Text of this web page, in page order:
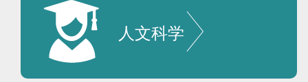
人文科学